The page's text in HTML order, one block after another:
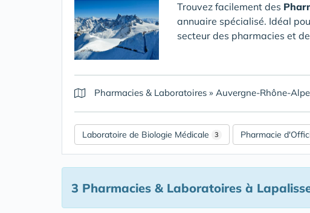
Trouvez facilement des
annuaire spécialisé. Idéal
secteur des pharmacies et
Pharmacies & Laboratoires » Auvergne-Rhône-
3
Laboratoire de Biologie Médicale Pharmacie
3 Pharmacies & Laboratoires à